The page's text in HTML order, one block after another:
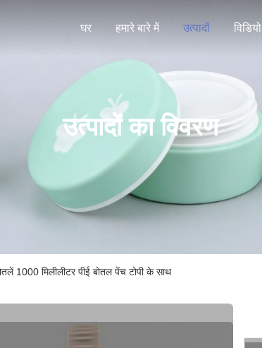
घर हमारे बारे में उत्पादों विडियो
उत्पादों का विवरण
1000 मिलीलीटर पीई बोतल पेंच टोपी के साथ